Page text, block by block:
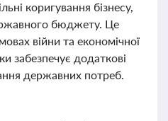
коригування бізнесу,
бюджету. Це
війни та економічної
забезпечує додаткові
державних потреб.